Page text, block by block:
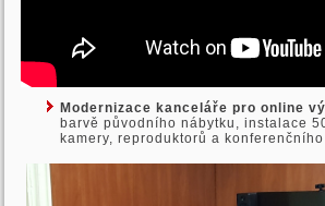
Modernizace kanceláře pro online
barvě původního nábytku, instalace
kamery, reproduktorů a